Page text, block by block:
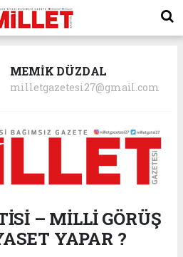
MEMİK DÜZDAL
milletgazetesi27@gmail.com
– MİLLİ GÖRÜŞ
YAPAR ?